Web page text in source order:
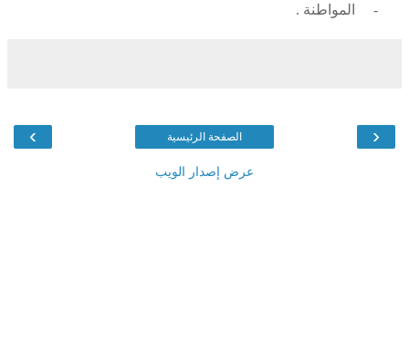
-
المواطنة .
‹
› الصفحة الرئيسية
عرض إصدار الويب